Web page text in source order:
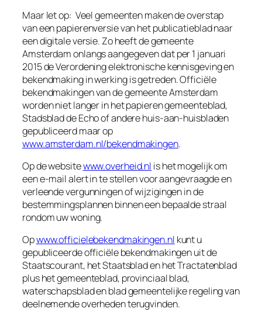
Maar let op: Veel gemeenten maken de overstap
van een papierenversie van het publicatieblad naar
een digitale versie. Zo heeft de gemeente
Amsterdam onlangs aangegeven dat per 1 januari
2015 deVerordening elektronische kennisgeving en
bekendmakingin werking is getreden. Officiële
bekendmakingen van de gemeente Amsterdam
worden niet langer in het papieren gemeenteblad,
Stadsblad de Echo of andere huis-aan-huisbladen
gepubliceerd maar op
www.amsterdam.nl/bekendmakingen.
Op de websitewww.overheid.nl is het mogelijk om
een e-mail alert in te stellen voor aangevraagde en
verleende vergunningen of wijzigingen in de
bestemmingsplannen binnen een bepaalde straal
rondom uw woning.
Opwww.officielebekendmakingen.nl kunt u
gepubliceerde officiële bekendmakingen uit de
Staatscourant, het Staatsblad en het Tractatenblad
plus het gemeenteblad, provinciaal blad,
waterschapsblad en blad gemeentelijke regeling van
deelnemende overheden terugvinden.